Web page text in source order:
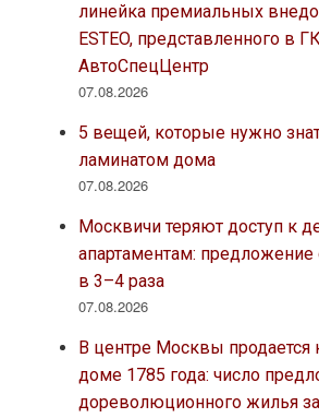
линейка премиальных
ESTEO, представленного в
АвтоСпецЦентр
07.08.2026
5 вещей, которые нужно
ламинатом дома
07.08.2026
Москвичи теряют доступ к
апартаментам: предложение
в 3–4 раза
07.08.2026
В центре Москвы продается
доме 1785 года: число
дореволюционного жилья